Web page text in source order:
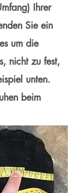
Ihrer
Sie ein
um die
nicht zu fest,
unten.
beim